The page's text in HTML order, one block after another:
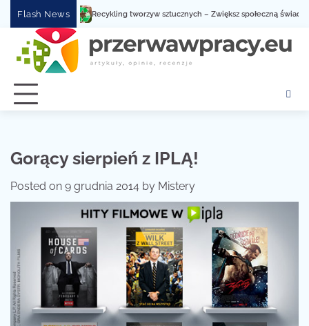
content
Flash NewsRecykling tworzyw sztucznych – Zwiększ społeczną świadomość
Gorący sierpień z IPLĄ!
Posted on 9 grudnia 2014 by Mistery